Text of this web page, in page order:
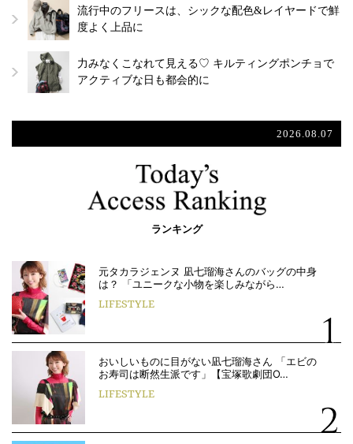
流行中のフリースは、シックな配色&レイヤードで鮮
度よく上品に
力みなくこなれて見える♡ キルティングポンチョで
アクティブな日も都会的に
2026.08.07
ランキング
元タカラジェンヌ 凪七瑠海さんのバッグの中身
は？ 「ユニークな小物を楽しみながら…
LIFESTYLE
おいしいものに目がない凪七瑠海さん 「エビの
お寿司は断然生派です」【宝塚歌劇団O…
LIFESTYLE